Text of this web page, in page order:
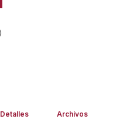
Detalles Archivos